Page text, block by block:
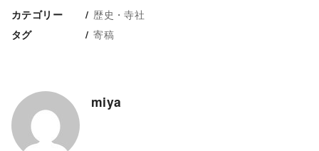
カテゴリー 歴史・寺社
タグ 寄稿
miya